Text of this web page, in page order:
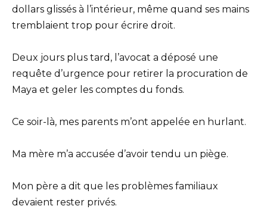
dollars glissés à l’intérieur, même quand ses mains
tremblaient trop pour écrire droit.
Deux jours plus tard, l’avocat a déposé une
requête d’urgence pour retirer la procuration de
Maya et geler les comptes du fonds.
Ce soir-là, mes parents m’ont appelée en hurlant.
Ma mère m’a accusée d’avoir tendu un piège.
Mon père a dit que les problèmes familiaux
devaient rester privés.